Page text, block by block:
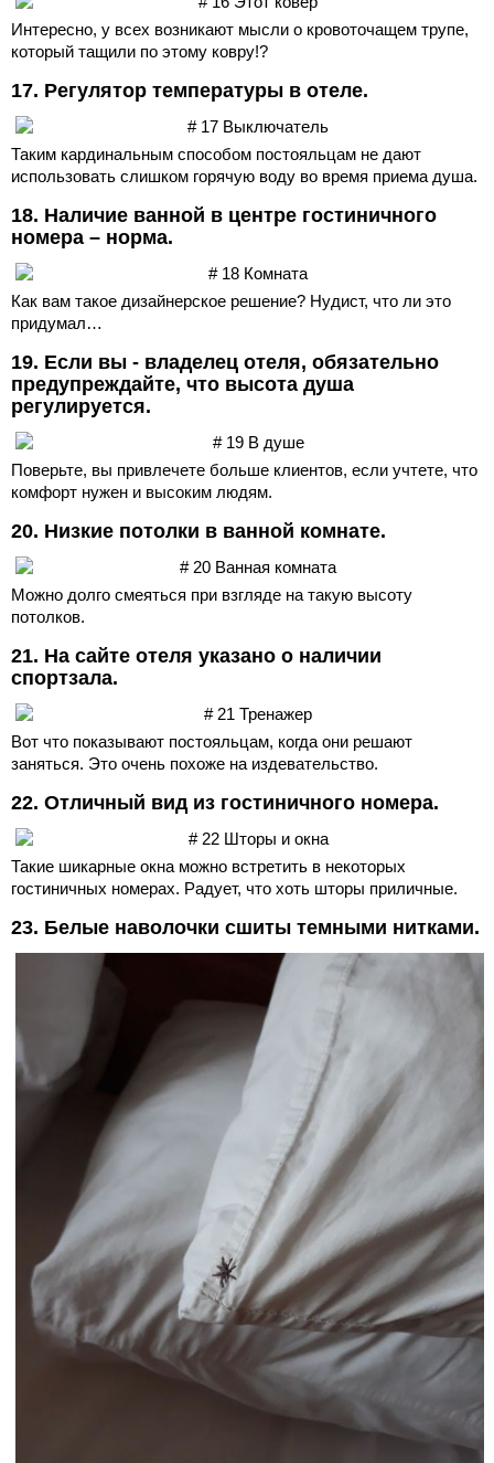
Интересно, у всех возникают мысли о кровоточащем трупе,
который тащили по этому ковру!?
17. Регулятор температуры в отеле.
Таким кардинальным способом постояльцам не дают
использовать слишком горячую воду во время приема душа.
18. Наличие ванной в центре гостиничного
номера – норма.
Как вам такое дизайнерское решение? Нудист, что ли это
придумал…
19. Если вы - владелец отеля, обязательно
предупреждайте, что высота душа
регулируется.
Поверьте, вы привлечете больше клиентов, если учтете, что
комфорт нужен и высоким людям.
20. Низкие потолки в ванной комнате.
Можно долго смеяться при взгляде на такую высоту
потолков.
21. На сайте отеля указано о наличии
спортзала.
Вот что показывают постояльцам, когда они решают
заняться. Это очень похоже на издевательство.
22. Отличный вид из гостиничного номера.
Такие шикарные окна можно встретить в некоторых
гостиничных номерах. Радует, что хоть шторы приличные.
23. Белые наволочки сшиты темными нитками.